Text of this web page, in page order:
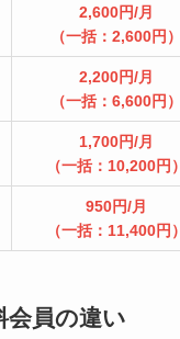
2,600円/月
（一括：2,600円）
2,200円/月
（一括：6,600円）
1,700円/月
（一括：10,200円）
950円/月
（一括：11,400円）
会員の違い